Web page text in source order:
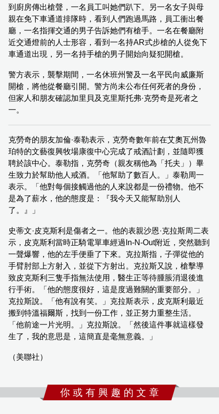
到廚房傳出槍聲，一名員工叫她們趴下。另一名女子與母
親在免下車通道排隊時，看到人們跑過馬路，員工衝出餐
廳，一名指揮交通的男子告訴她們有槍手。一名在餐廳附
近交通燈前的人士形容，看到一名持AR式步槍的人從免下
車通道出現，另一名持手槍的男子開始向疑犯開槍。
警方表示，襲擊期間，一名休班州警及一名平民向威廉斯
開槍，將他從餐廳引開。警方尚未公布任何死者的身份，
但家人和朋友確認加里貝及克里斯托弗·克勞奇是死者之
一。
克勞奇的朋友加倫·泰勒表示，克勞奇數年前在艾奧瓦州魯
珀特的文藝復興牧場康復中心完成了戒酒計劃，並隨即獲
聘於該中心。泰勒指，克勞奇（親友稱他為「托夫」）畢
生致力於幫助他人戒酒。「他幫助了數百人。」泰勒周一
表示。「他對每個接觸過他的人來說都是一份禮物。他不
是為了薪水，他的態度是：『我今天又能幫助別人
了。』」
史蒂文·皮克斯利是傷者之一。他的表親沙恩·克拉斯周二表
示，皮克斯利當時正騎電單車經過In-N-Out附近，突然聽到
一聲爆響，他的左手便垂了下來。克拉斯指，子彈從他的
手臂肘部上方射入，並從下方射出。克拉斯又說，槍擊導
致皮克斯利三隻手指無法使用，醫生正等待腫脹消退後進
行手術。「他的態度很好，這是度過難關的重要部分。」
克拉斯說。「他有說有笑。」克拉斯表示，皮克斯利最近
搬到特溫福爾斯，找到一份工作，並正努力重整生活。
「他前途一片光明。」克拉斯說。「然後這件事就這樣發
生了，我的意思是，這簡直是毫無意義。」
（美聯社）
你 或 有 興 趣 的 文 章